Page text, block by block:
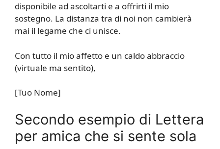
disponibile ad ascoltarti e a offrirti il mio
sostegno. La distanza tra di noi non cambierà
mai il legame che ci unisce.
Con tutto il mio affetto e un caldo abbraccio
(virtuale ma sentito),
[Tuo Nome]
Secondo esempio di Lettera
per amica che si sente sola